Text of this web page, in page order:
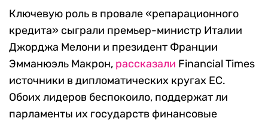
Ключевую роль в провале «репарационного
кредита» сыграли премьер-министр Италии
Джорджа Мелони и президент Франции
Эмманюэль Макрон, рассказали Financial Times
источники в дипломатических кругах ЕС.
Обоих лидеров беспокоило, поддержат ли
парламенты их государств финансовые